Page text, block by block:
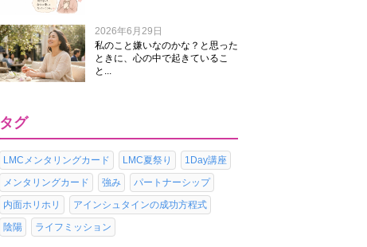
2026年6月29日
私のこと嫌いなのかな？と思った
ときに、心の中で起きているこ
と...
タグ
LMCメンタリングカード LMC夏祭り
1Day講座
メンタリングカード
強み
パートナーシップ
内面ホリホリ
アインシュタインの成功方程式
陰陽
ライフミッション